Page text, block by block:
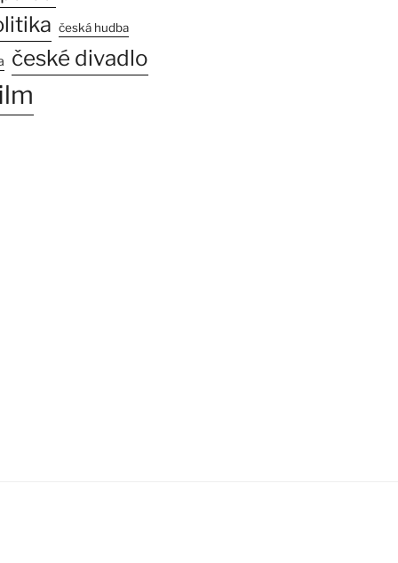
česká hudba
české divadlo